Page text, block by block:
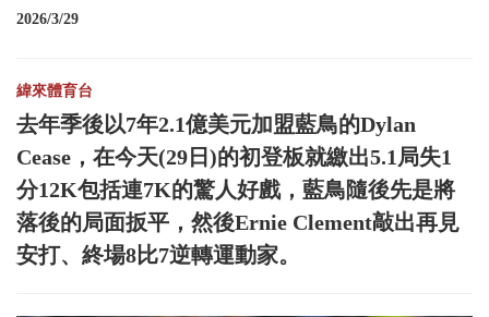
2026/3/29
緯來體育台
去年季後以7年2.1億美元加盟藍鳥的Dylan
Cease，在今天(29日)的初登板就繳出5.1局失1
分12K包括連7K的驚人好戲，藍鳥隨後先是將
落後的局面扳平，然後Ernie Clement敲出再見
安打、終場8比7逆轉運動家。